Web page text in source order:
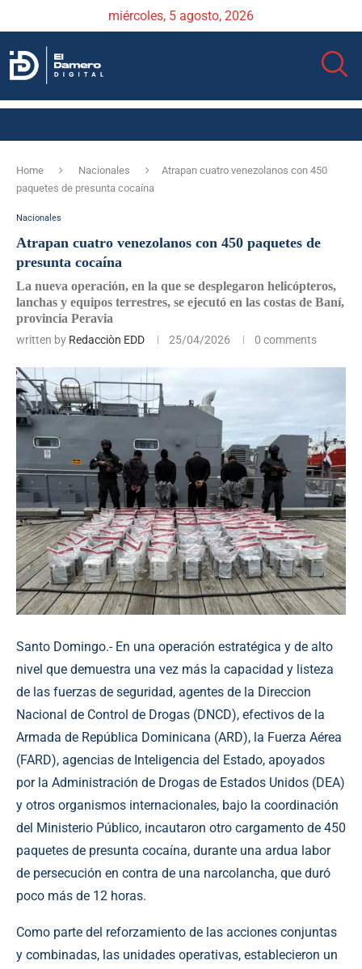
miércoles, 5 agosto, 2026
Home Nacionales
Atrapan cuatro venezolanos con 450
paquetes de presunta cocaína
Nacionales
Atrapan cuatro venezolanos con 450 paquetes de
presunta cocaína
La nueva operación, en la que se desplegaron helicópteros,
lanchas y equipos terrestres, se ejecutó en las costas de Baní,
provincia Peravia
written by Redacciòn EDD 25/04/2026 0 comments
Santo Domingo.- En una operación estratégica y de alto
nivel que demuestra una vez más la capacidad y listeza
de las fuerzas de seguridad, agentes de la Direccion
Nacional de Control de Drogas (DNCD), efectivos de la
Armada de República Dominicana (ARD), la Fuerza Aérea
(FARD), agencias de Inteligencia del Estado, apoyados
por la Administración de Drogas de Estados Unidos (DEA)
y otros organismos internacionales, bajo la coordinación
del Ministerio Público, incautaron otro cargamento de 450
paquetes de presunta cocaína, durante una ardua labor
de persecución en contra de una narcolancha, que duró
poco más de 12 horas.
Como parte del reforzamiento de las acciones conjuntas
y combinadas, las unidades operativas, establecieron un